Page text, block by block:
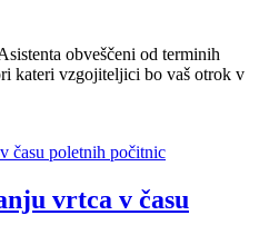
obveščeni od terminih
kateri vzgojiteljici bo vaš otrok v
vrtca v času